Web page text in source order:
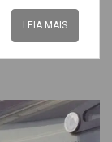
LEIA MAIS